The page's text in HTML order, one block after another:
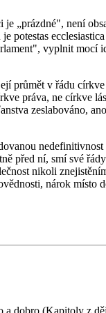
„prázdné", není
vyplnit mocí
průmět v řádu
práva, ne církve
zeslabováno,
před ní, smí své
nikoli
nárok místo
dobro (Kapitoly z